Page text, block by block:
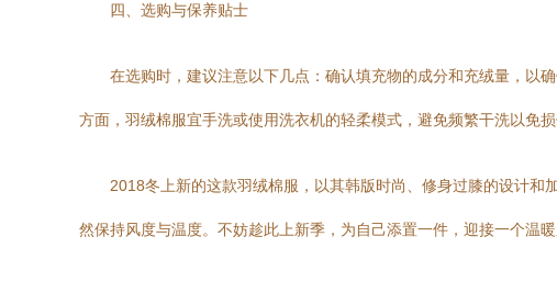
四、选购与保养贴士
在选购时，建议注意以下几点：确认填充物的成分和充绒量，以
方面，羽绒棉服宜手洗或使用洗衣机的轻柔模式，避免频繁干洗以免
2018冬上新的这款羽绒棉服，以其韩版时尚、修身过膝的设计
然保持风度与温度。不妨趁此上新季，为自己添置一件，迎接一个温暖